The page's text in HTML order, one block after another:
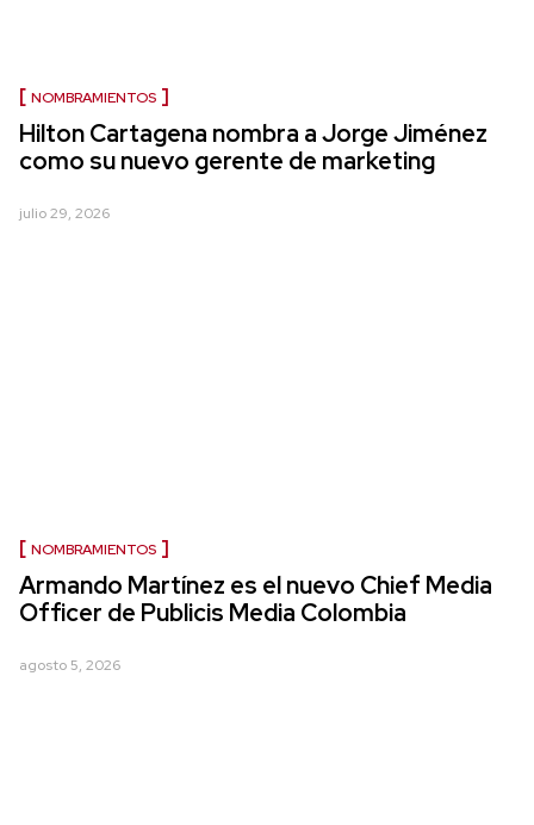
NOMBRAMIENTOS
Hilton Cartagena nombra a Jorge Jiménez
como su nuevo gerente de marketing
julio 29, 2026
NOMBRAMIENTOS
Armando Martínez es el nuevo Chief Media
Officer de Publicis Media Colombia
agosto 5, 2026